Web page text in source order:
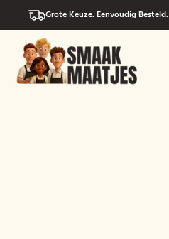
Grote Keuze. Eenvoudig Besteld.